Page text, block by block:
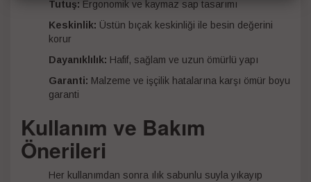
Tutuş: Ergonomik ve kaymaz sap tasarımı
Keskinlik: Üstün bıçak keskinliği ile besin değerini
korur
Dayanıklılık: Hafif, sağlam ve uzun ömürlü yapı
Garanti: Malzeme ve işçilik hatalarına karşı ömür boyu
garanti
Kullanım ve Bakım
Önerileri
Her kullanımdan sonra ılık sabunlu suyla yıkayıp